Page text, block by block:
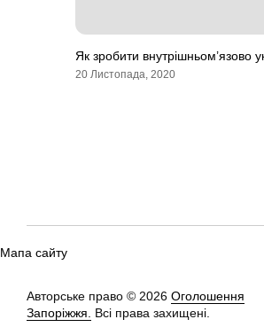
Як зробити внутрішньом’язово
20 Листопада, 2020
Мапа сайту
Авторське право © 2026 Оголошення
Запоріжжя.
Всі права захищені.